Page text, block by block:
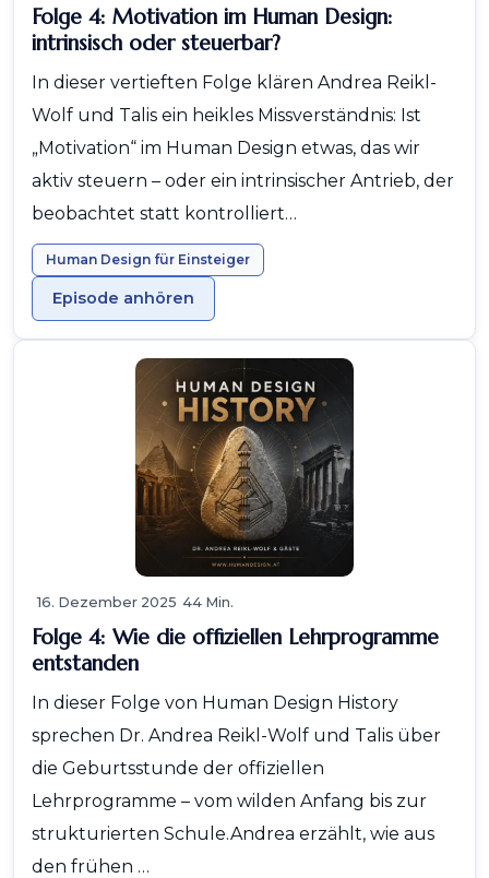
Folge 4: Motivation im Human Design:
intrinsisch oder steuerbar?
In dieser vertieften Folge klären Andrea Reikl-
Wolf und Talis ein heikles Missverständnis: Ist
„Motivation“ im Human Design etwas, das wir
aktiv steuern – oder ein intrinsischer Antrieb, der
beobachtet statt kontrolliert…
Human Design für Einsteiger
Episode anhören
16. Dezember 2025 44 Min.
Folge 4: Wie die offiziellen Lehrprogramme
entstanden
In dieser Folge von Human Design History
sprechen Dr. Andrea Reikl-Wolf und Talis über
die Geburtsstunde der offiziellen
Lehrprogramme – vom wilden Anfang bis zur
strukturierten Schule.Andrea erzählt, wie aus
den frühen …